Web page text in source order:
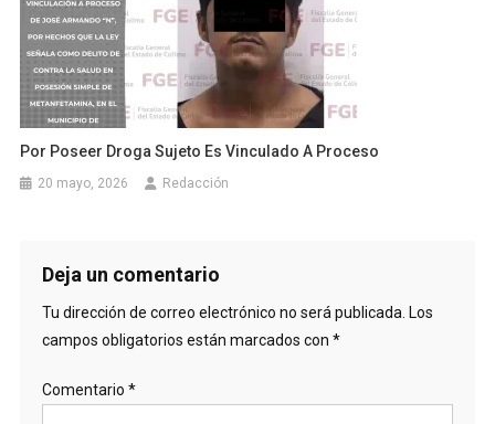
Por Poseer Droga Sujeto Es Vinculado A Proceso
20 mayo, 2026 Redacción
Deja un comentario
Tu dirección de correo electrónico no será publicada. Los
campos obligatorios están marcados con *
Comentario *